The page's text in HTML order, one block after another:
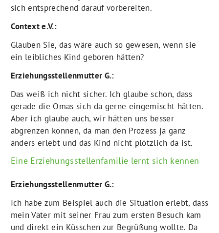
sich entsprechend darauf vorbereiten.
Context e.V.:
Glauben Sie, das wäre auch so gewesen, wenn sie
ein leibliches Kind geboren hätten?
Erziehungsstellenmutter G.:
Das weiß ich nicht sicher. Ich glaube schon, dass
gerade die Omas sich da gerne eingemischt hätten.
Aber ich glaube auch, wir hätten uns besser
abgrenzen können, da man den Prozess ja ganz
anders erlebt und das Kind nicht plötzlich da ist.
Eine Erziehungsstellenfamilie lernt sich kennen
Erziehungsstellenmutter G.:
Ich habe zum Beispiel auch die Situation erlebt, dass
mein Vater mit seiner Frau zum ersten Besuch kam
und direkt ein Küsschen zur Begrüßung wollte. Da